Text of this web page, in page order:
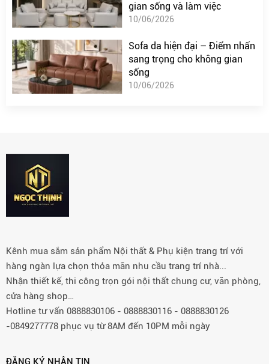
gian sống và làm việc
10/06/2026
Sofa da hiện đại – Điểm nhấn
sang trọng cho không gian
sống
10/06/2026
Kênh mua sắm sản phẩm Nội thất & Phụ kiện trang trí với
hàng ngàn lựa chọn thỏa mãn nhu cầu trang trí nhà...
Nhận thiết kế, thi công trọn gói nội thất chung cư, văn phòng,
cửa hàng shop…
Hotline tư vấn 0888830106 - 0888830116 - 0888830126
-0849277778 phục vụ từ 8AM đến 10PM mỗi ngày
ĐĂNG KÝ NHẬN TIN